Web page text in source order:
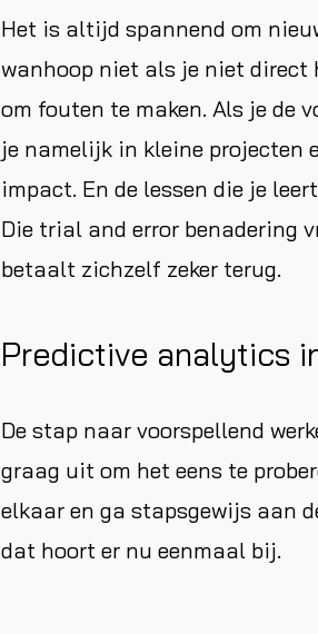
Het is altijd spannend om
wanhoop niet als je niet direct
om fouten te maken. Als je de
je namelijk in kleine projecten
impact. En de lessen die je
Die trial and error benadering
betaalt zichzelf zeker terug.
Predictive analytics
De stap naar voorspellend
graag uit om het eens te
elkaar en ga stapsgewijs aan
dat hoort er nu eenmaal bij.